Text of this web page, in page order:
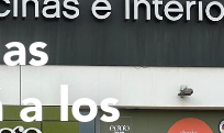
a los